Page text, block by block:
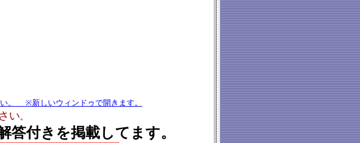
。 ※新しいウィンドゥで開きます。
い 。
付きを掲載してます。